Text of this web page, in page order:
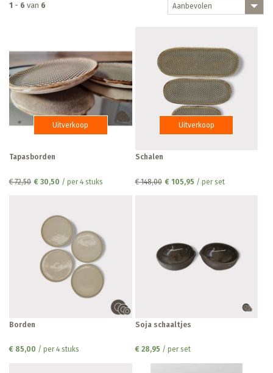
1 - 6 van 6 Aanbevolen
Uitverkoop
Tapasborden
€ 72,50 € 30,50 / per 4 stuks
Uitverkoop
Schalen
€ 148,00 € 105,95 / per set
Borden
€ 85,00 / per 4 stuks
Soja schaaltjes
€ 28,95 / per set